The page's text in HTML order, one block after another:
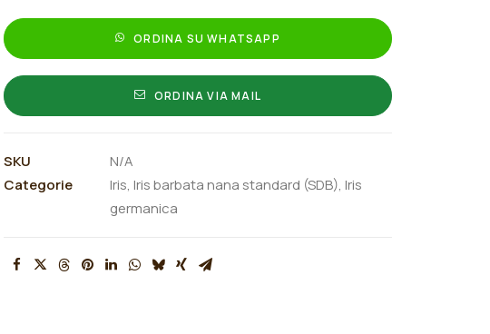
ORDINA SU WHATSAPP
ORDINA VIA MAIL
SKU
N/A
Categorie
Iris, Iris barbata nana standard (SDB), Iris
germanica